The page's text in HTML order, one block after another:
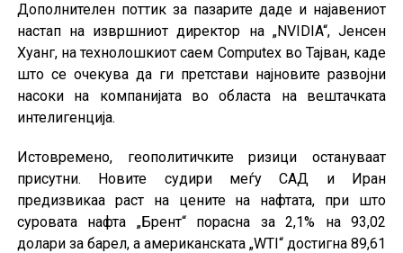
Дополнителен поттик за пазарите даде и најавениот
настап на извршниот директор на „NVIDIA“, Јенсен
Хуанг, на технолошкиот саем Computex во Тајван, каде
што се очекува да ги претстави најновите развојни
насоки на компанијата во областа на вештачката
интелигенција.
Истовремено, геополитичките ризици остануваат
присутни. Новите судири меѓу САД и Иран
предизвикаа раст на цените на нафтата, при што
суровата нафта „Брент“ порасна за 2,1% на 93,02
долари за барел, а американската „WTI“ достигна 89,61